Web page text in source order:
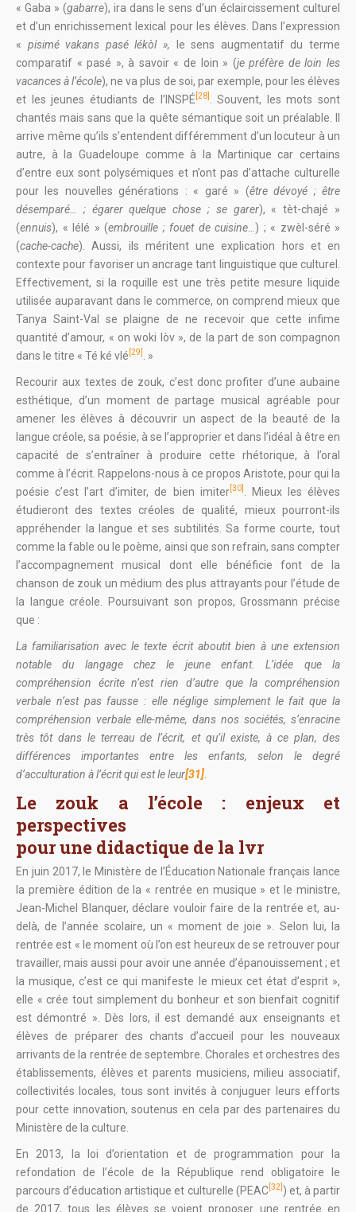
« Gaba » (gabarre), ira dans le sens d’un éclaircissement culturel
et d’un enrichissement lexical pour les élèves. Dans l’expression
« pisimé vakans pasé lékòl », le sens augmentatif du terme
comparatif « pasé », à savoir « de loin » (je préfère de loin les
vacances à l’école), ne va plus de soi, par exemple, pour les élèves
et les jeunes étudiants de l’INSPÉ [28]
. Souvent, les mots sont
chantés mais sans que la quête sémantique soit un préalable. Il
arrive même qu’ils s’entendent différemment d’un locuteur à un
autre, à la Guadeloupe comme à la Martinique car certains
d’entre eux sont polysémiques et n’ont pas d’attache culturelle
pour les nouvelles générations : « garé » (être dévoyé ; être
désemparé… ; égarer quelque chose ; se garer), « tèt-chajé »
(ennuis), « lélé » (embrouille ; fouet de cuisine …) ; « zwèl-séré »
(cache-cache). Aussi, ils méritent une explication hors et en
contexte pour favoriser un ancrage tant linguistique que culturel.
Effectivement, si la roquille est une très petite mesure liquide
utilisée auparavant dans le commerce, on comprend mieux que
Tanya Saint-Val se plaigne de ne recevoir que cette infime
quantité d’amour, « on woki lòv », de la part de son compagnon
dans le titre « Té ké vlé [29] . »
Recourir aux textes de zouk, c’est donc profiter d’une aubaine
esthétique, d’un moment de partage musical agréable pour
amener les élèves à découvrir un aspect de la beauté de la
langue créole, sa poésie, à se l’approprier et dans l’idéal à être en
capacité de s’entraîner à produire cette rhétorique, à l’oral
comme à l’écrit. Rappelons-nous à ce propos Aristote, pour qui la
poésie c’est l’art d’imiter, de bien imiter[30]
. Mieux les élèves
étudieront des textes créoles de qualité, mieux pourront-ils
appréhender la langue et ses subtilités. Sa forme courte, tout
comme la fable ou le poème, ainsi que son refrain, sans compter
l’accompagnement musical dont elle bénéficie font de la
chanson de zouk un médium des plus attrayants pour l’étude de
la langue créole. Poursuivant son propos, Grossmann précise
que :
La familiarisation avec le texte écrit aboutit bien à une extension
notable du langage chez le jeune enfant. L’idée que la
compréhension écrite n’est rien d’autre que la compréhension
verbale n’est pas fausse : elle néglige simplement le fait que la
compréhension verbale elle-même, dans nos sociétés, s’enracine
très tôt dans le terreau de l’écrit, et qu’il existe, à ce plan, des
différences importantes entre les enfants, selon le degré
d’acculturation à l’écrit qui est le leur[31]
Le zouk a l’école : enjeux et
perspectives
pour une didactique de la lvr
En juin 2017, le Ministère de l’Éducation Nationale français lance
la première édition de la « rentrée en musique » et le ministre,
Jean-Michel Blanquer, déclare vouloir faire de la rentrée et, au-
delà, de l’année scolaire, un « moment de joie ». Selon lui, la
rentrée est « le moment où l’on est heureux de se retrouver pour
travailler, mais aussi pour avoir une année d’épanouissement ; et
la musique, c’est ce qui manifeste le mieux cet état d’esprit »,
elle « crée tout simplement du bonheur et son bienfait cognitif
est démontré ». Dès lors, il est demandé aux enseignants et
élèves de préparer des chants d’accueil pour les nouveaux
arrivants de la rentrée de septembre. Chorales et orchestres des
établissements, élèves et parents musiciens, milieu associatif,
collectivités locales, tous sont invités à conjuguer leurs efforts
pour cette innovation, soutenus en cela par des partenaires du
Ministère de la culture.
En 2013, la loi d’orientation et de programmation pour la
refondation de l’école de la République rend obligatoire le
parcours d’éducation artistique et culturelle (PEAC[32] ) et, à partir
de 2017, tous les élèves se voient proposer une rentrée en